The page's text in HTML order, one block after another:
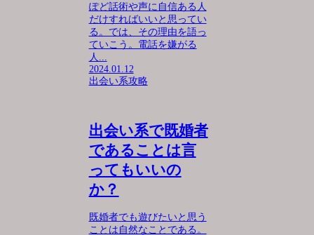
ぽど話術や声に自信ある人
だけすればいいと思ってい
る。では、その理由を語っ
ていこう。電話を嫌がる
人...
2024.01.12
出会い系攻略
出会い系で既婚者
であることは言
ってもいいの
か？
既婚者でも遊びたいと思う
ことは自然なことである。